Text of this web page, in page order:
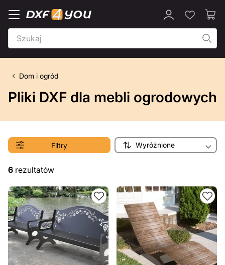
Dom i ogród
Pliki DXF dla mebli ogrodowych
Filtry Wyróżnione
6 rezultatów